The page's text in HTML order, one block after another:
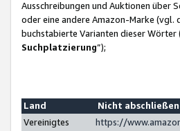
Ausschreibungen und Auktionen über
oder eine andere Amazon-Marke (vgl.
buchstabierte Varianten dieser Wörter
Suchplatzierung”);
Land
Nicht
Vereinigtes
https://